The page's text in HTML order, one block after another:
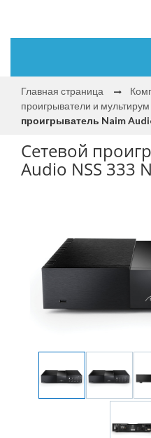
Главная страница
проигрыватели и мультирум
проигрыватель Naim
Сетевой
Audio NSS 333